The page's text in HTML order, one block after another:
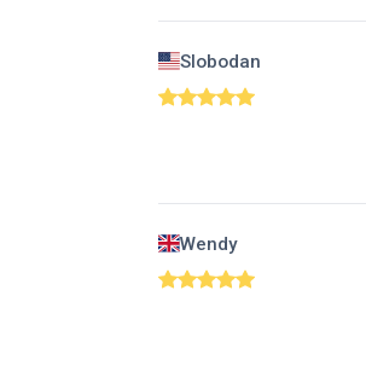
Slobodan
Wendy